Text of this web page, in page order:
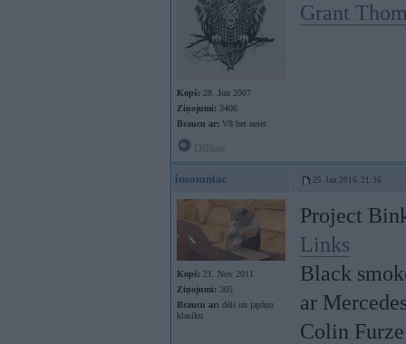
Kopš: 28. Jun 2007
Ziņojumi: 3406
Braucu ar: V8 bet neiet
Grant
insomniac 25. Jan 2016, 21:36
Kopš: 21. Nov 2011
Ziņojumi: 305
Braucu ar: dēli un japāņu
klasiku
Project
Links
Black
ar
Colin